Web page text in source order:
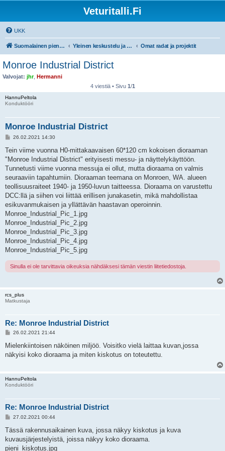
Veturitalli.Fi
UKK
Suomalainen pienoisrautatiefoorumi Yleinen keskustelu ja muut mittakaavat Omat radat ja projektit
Monroe Industrial District
Valvojat: jhr, Hermanni
4 viestiä • Sivu 1/1
HannuPeltola
Konduktööri
Monroe Industrial District
V
e
t
i
26.02.2021 14:30
Tein viime vuonna H0-mittakaavaisen 60*120 cm kokoisen dioraaman
"Monroe Industrial District" erityisesti messu- ja näyttelykäyttöön.
Tunnetusti viime vuonna messuja ei ollut, mutta dioraama on valmis
seuraaviin tapahtumiin. Dioraaman teemana on Monroen, WA. alueen
teollisuusraiteet 1940- ja 1950-luvun taitteessa. Dioraama on varustettu
DCC:llä ja siihen voi liittää erillisen junakasetin, mikä mahdollistaa
esikuvanmukaisen ja yllättävän haastavan operoinnin.
Monroe_Industrial_Pic_1.jpg
Monroe_Industrial_Pic_2.jpg
Monroe_Industrial_Pic_3.jpg
Monroe_Industrial_Pic_4.jpg
Monroe_Industrial_Pic_5.jpg
Sinulla ei ole tarvittavia oikeuksia nähdäksesi tämän viestin liitetiedostoja.
rcs_plus
Matkustaja
Re: Monroe Industrial District
V
e
t
26.02.2021 21:44
Mielenkiintoisen näköinen miljöö. Voisitko vielä laittaa kuvan,jossa
näkyisi koko dioraama ja miten kiskotus on toteutettu.
HannuPeltola
Konduktööri
Re: Monroe Industrial District
V
e
t
i
27.02.2021 00:44
Tässä rakennusaikainen kuva, jossa näkyy kiskotus ja kuva
kuvausjärjestelyistä, joissa näkyy koko dioraama.
pieni_kiskotus.jpg